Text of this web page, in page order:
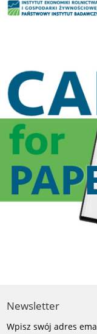
Newsletter
Wpisz swój adres